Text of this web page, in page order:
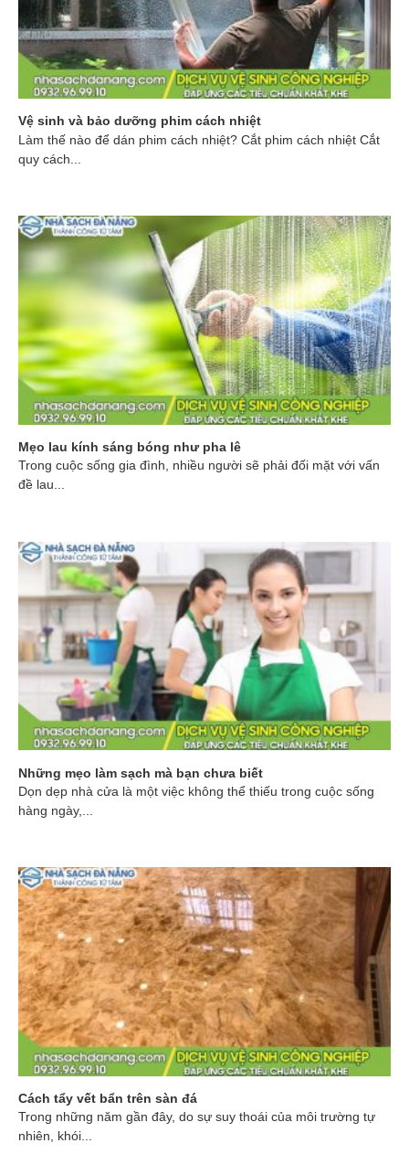
Vệ sinh và bảo dưỡng phim cách nhiệt
Làm thế nào để dán phim cách nhiệt? Cắt phim cách nhiệt Cắt
quy cách...
Mẹo lau kính sáng bóng như pha lê
Trong cuộc sống gia đình, nhiều người sẽ phải đối mặt với vấn
đề lau...
Những mẹo làm sạch mà bạn chưa biết
Dọn dẹp nhà cửa là một việc không thể thiếu trong cuộc sống
hàng ngày,...
Cách tẩy vết bẩn trên sàn đá
Trong những năm gần đây, do sự suy thoái của môi trường tự
nhiên, khói...